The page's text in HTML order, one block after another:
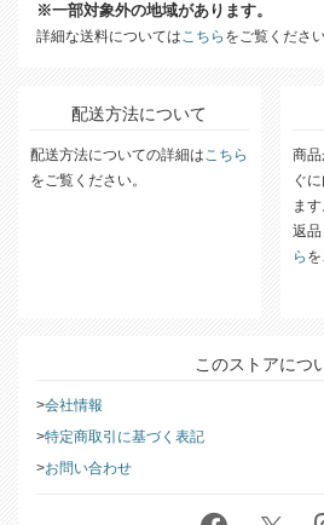
※一部対象外の地域があります。
詳細な送料についてはこちら をご覧ください
配送方法について
配送方法についての詳細はこちら
をご覧ください。
商
ぐ
ます
返
ら
このストアにつ
会社情報
特定商取引に基づく表記
お問い合わせ